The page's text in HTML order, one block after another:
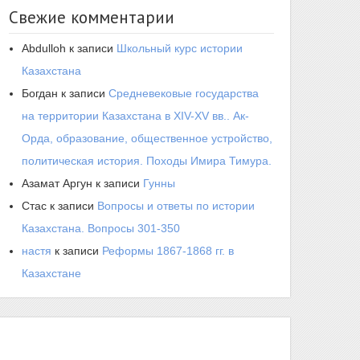
Свежие комментарии
Abdulloh к записи Школьный курс истории
Казахстана
Богдан к записи Средневековые государства
на территории Казахстана в XIV-XV вв.. Ак-
Орда, образование, общественное устройство,
политическая история. Походы Имира Тимура.
Азамат Аргун к записи Гунны
Стас к записи Вопросы и ответы по истории
Казахстана. Вопросы 301-350
настя к записи Реформы 1867-1868 гг. в
Казахстане